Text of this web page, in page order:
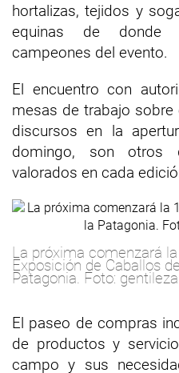
hortalizas, tejidos y
equinas de donde
campeones del evento.
El encuentro con
mesas de trabajo
discursos en la
domingo, son otros
valorados en cada
La próxima comenzará la
Exposición de Caballos
Patagonia. Foto:
El paseo de compras
de productos y
campo y sus